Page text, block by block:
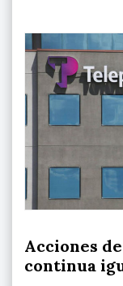
Acciones
continua